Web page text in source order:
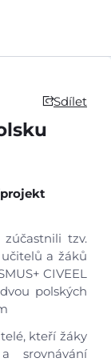
Sdílet
zúčastnili tzv.
a žáků
CIVEEL
polských
kteří žáky
srovnávání